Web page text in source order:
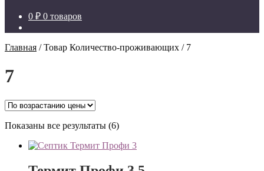
0 ₽ 0 товаров
Главная /Товар Количество-проживающих / 7
7
Показаны все результаты (6)Цены:
возрастанию